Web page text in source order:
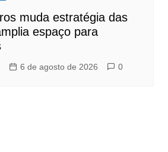
muda estratégia das
espaço para
6 de agosto de 2026 0